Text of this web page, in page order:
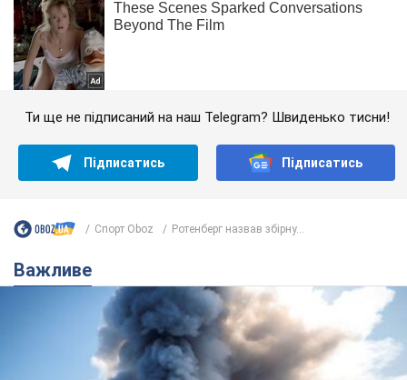
Ти ще не підписаний на наш Telegram? Швиденько тисни!
Підписатись Підписатись
Спорт Oboz Ротенберг назвав збірну...
Важливе